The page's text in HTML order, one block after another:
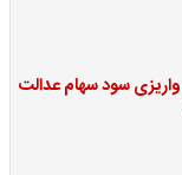
سهام عدالت ۱۴۰۴ | رقم واریزی سود سهام عدالت